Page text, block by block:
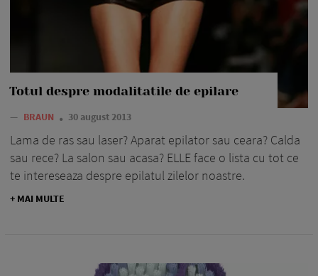
Totul despre modalitatile de epilare
— BRAUN 30 august 2013
Lama de ras sau laser? Aparat epilator sau ceara? Calda
sau rece? La salon sau acasa? ELLE face o lista cu tot ce
te intereseaza despre epilatul zilelor noastre.
+ MAI MULTE